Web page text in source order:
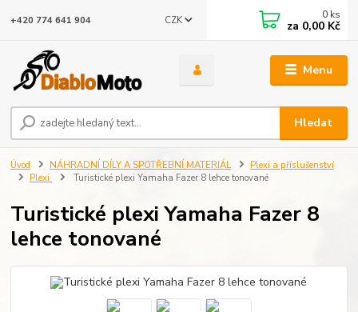
Menu
CZK
Hledat
+420 774 641 904 0 ks
za 0,00 Kč
Úvod NÁHRADNÍ DÍLY A SPOTŘEBNÍ MATERIÁL
Plexi a příslušenství
Plexi
Turistické plexi Yamaha Fazer 8 lehce tonované
Turistické plexi Yamaha Fazer 8
lehce tonované